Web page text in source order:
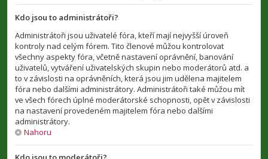
Kdo jsou to administrátoři?
Administrátoři jsou uživatelé fóra, kteří mají nejvyšší úroveň
kontroly nad celým fórem. Tito členové můžou kontrolovat
všechny aspekty fóra, včetně nastavení oprávnění, banování
uživatelů, vytváření uživatelských skupin nebo moderátorů atd. a
to v závislosti na oprávněních, která jsou jim udělena majitelem
fóra nebo dalšími administrátory. Administrátoři také můžou mít
ve všech fórech úplné moderátorské schopnosti, opět v závislosti
na nastavení provedeném majitelem fóra nebo dalšími
administrátory.
Nahoru